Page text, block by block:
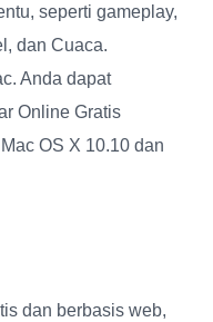
seperti gameplay,
dan Cuaca.
. Anda dapat
Online Gratis
OS X 10.10 dan
dan berbasis web,